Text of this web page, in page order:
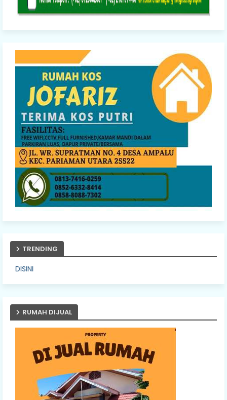
TRENDING
RUMAH DIJUAL